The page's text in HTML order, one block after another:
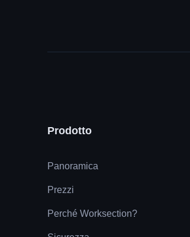
Prodotto
Panoramica
Prezzi
Perché Worksection?